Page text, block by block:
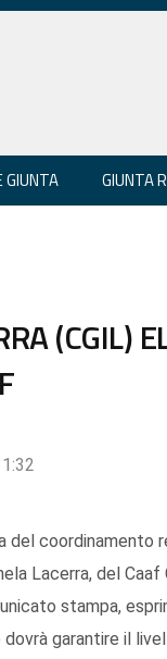
GIUNTA GIUNTA
(CGIL)
del coordinamento
Lacerra, del Caaf
stampa,
garantire il